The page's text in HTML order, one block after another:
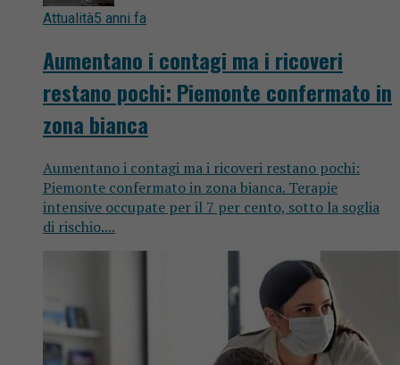
Attualità5 anni fa
Aumentano i contagi ma i ricoveri
restano pochi: Piemonte confermato in
zona bianca
Aumentano i contagi ma i ricoveri restano pochi:
Piemonte confermato in zona bianca. Terapie
intensive occupate per il 7 per cento, sotto la soglia
di rischio....